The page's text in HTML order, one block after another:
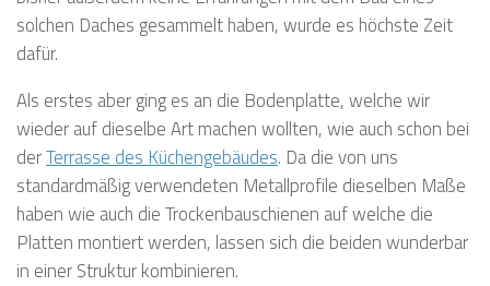
solchen Daches gesammelt haben, wurde es höchste Zeit
dafür.
Als erstes aber ging es an die Bodenplatte, welche wir
wieder auf dieselbe Art machen wollten, wie auch schon bei
derTerrasse des Küchengebäudes. Da die von uns
standardmäßig verwendeten Metallprofile dieselben Maße
haben wie auch die Trockenbauschienen auf welche die
Platten montiert werden, lassen sich die beiden wunderbar
in einer Struktur kombinieren.